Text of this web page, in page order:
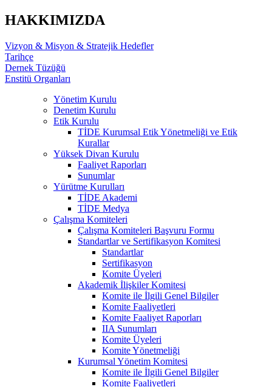
HAKKIMIZDA
Vizyon & Misyon & Stratejik Hedefler
Tarihçe
Dernek Tüzüğü
Enstitü Organları
Yönetim Kurulu
Denetim Kurulu
Etik Kurulu
TİDE Kurumsal Etik Yönetmeliği ve Etik
Kurallar
Yüksek Divan Kurulu
Faaliyet Raporları
Sunumlar
Yürütme Kurulları
TİDE Akademi
TİDE Medya
Çalışma Komiteleri
Çalışma Komiteleri Başvuru Formu
Standartlar ve Sertifikasyon Komitesi
Standartlar
Sertifikasyon
Komite Üyeleri
Akademik İlişkiler Komitesi
Komite ile İlgili Genel Bilgiler
Komite Faaliyetleri
Komite Faaliyet Raporları
IIA Sunumları
Komite Üyeleri
Komite Yönetmeliği
Kurumsal Yönetim Komitesi
Komite ile İlgili Genel Bilgiler
Komite Faaliyetleri